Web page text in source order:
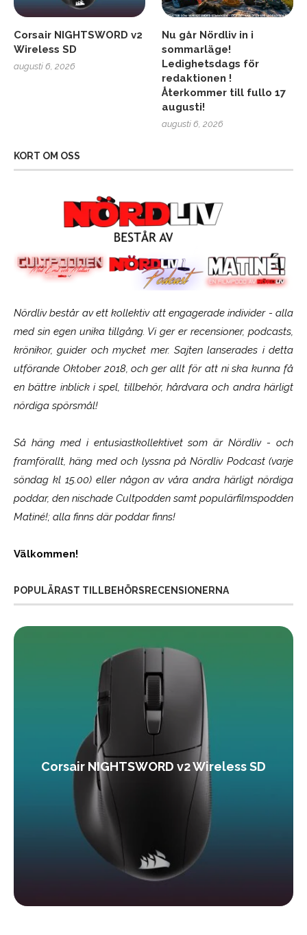
Corsair NIGHTSWORD v2
Wireless SD
augusti 6, 2026
Nu går Nördliv in i
sommarläge!
Ledighetsdags för
redaktionen !
Återkommer till fullo 17
augusti!
augusti 6, 2026
KORT OM OSS
Nördliv består av ett kollektiv att engagerade individer - alla
med sin egen unika tillgång. Vi ger er recensioner, podcasts,
krönikor, guider och mycket mer. Sajten lanserades i detta
utförande Oktober 2018, och ger allt för att ni ska kunna få
en bättre inblick i spel, tillbehör, hårdvara och andra härligt
nördiga spörsmål!
Så häng med i entusiastkollektivet som ärNördliv- och
framförallt, häng med och lyssna på Nördliv Podcast (varje
söndag kl 15.00) eller någon av våra andra härligt nördiga
poddar, den nischade Cultpodden samt populärfilmspodden
Matiné!; alla finns där poddar finns!
Välkommen!
POPULÄRAST TILLBEHÖRSRECENSIONERNA
Corsair NIGHTSWORD v2 Wireless SD